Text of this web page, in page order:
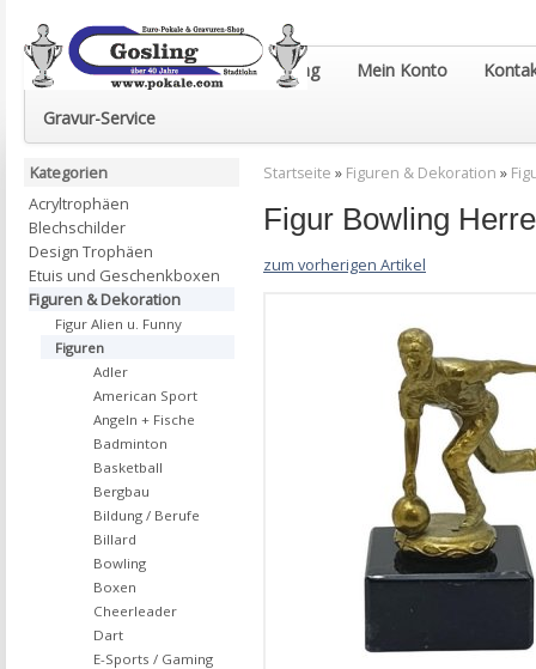
Euro-Pokale & Gravur-Shop Gosling Mein Konto
Gravur-Service
Startseite » Figuren & Dekoration »
Figur Bowling
zum vorherigen Artikel
Kategorien
Acryltrophäen
Blechschilder
Design Trophäen
Etuis und Geschenkboxen
Figuren & Dekoration
Figur Alien u. Funny
Figuren
Adler
American Sport
Angeln + Fische
Badminton
Basketball
Bergbau
Bildung / Berufe
Billard
Bowling
Boxen
Cheerleader
Dart
E-Sports / Gaming